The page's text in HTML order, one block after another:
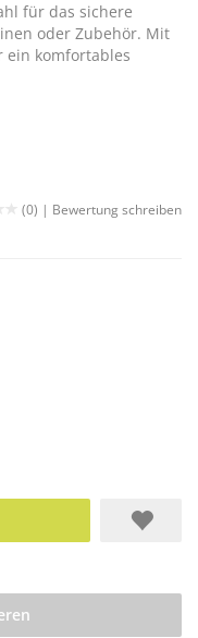
für das sichere
oder Zubehör. Mit
ein komfortables
(0) | Bewertung schreiben